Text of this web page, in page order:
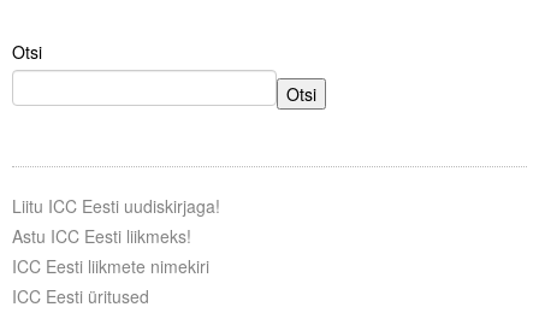
Otsi
Otsi
Liitu ICC Eesti uudiskirjaga!
Astu ICC Eesti liikmeks!
ICC Eesti liikmete nimekiri
ICC Eesti üritused